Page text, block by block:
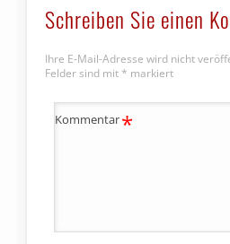
Schreiben Sie einen
Ihre E-Mail-Adresse wird nicht
Felder sind mit * markiert
Kommentar*